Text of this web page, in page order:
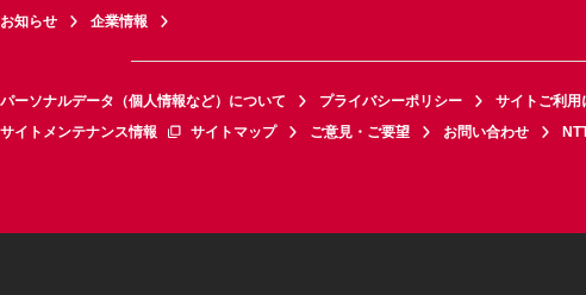
お知らせ 企業情報
パーソナルデータ（個人情報など）について プライバシーポリシー サイトご利用
サイトメンテナンス情報
サイトマップ ご意見・ご要望 お問い合わせ